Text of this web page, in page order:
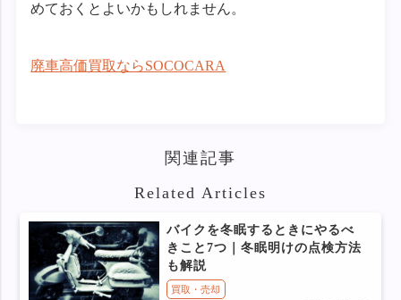
めておくとよいかもしれません。
廃車高価買取ならSOCOCARA
関連記事
Related Articles
バイクを冬眠するときにやるべ
きこと7つ｜冬眠明けの点検方法
も解説
買取・売却